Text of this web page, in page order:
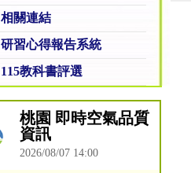
相關連結
研習心得報告系統
115教科書評選